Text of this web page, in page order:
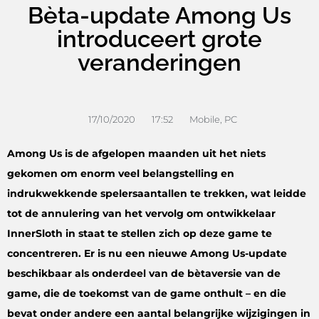
Bèta-update Among Us
introduceert grote
veranderingen
17/10/2020 17:52 Mobile PC
Among Us is de afgelopen maanden uit het niets
gekomen om enorm veel belangstelling en
indrukwekkende spelersaantallen te trekken, wat leidde
tot de annulering van het vervolg om ontwikkelaar
InnerSloth in staat te stellen zich op deze game te
concentreren. Er is nu een nieuwe Among Us-update
beschikbaar als onderdeel van de bètaversie van de
game, die de toekomst van de game onthult – en die
bevat onder andere een aantal belangrijke wijzigingen in